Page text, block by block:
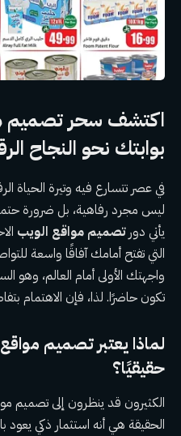
اكتشف سحرتصميم
بوابتك نحو النجاح
في عصر تتسارع فيه وتيرة الحياة
ليس مجرد رفاهية، بل ضرورة
يأتي دورتصميم مواقع الويب
التي تفتح أمامك آفاقًا واسعة
واجهتك الأولى أمام العالم، وهو
تكون حاضرًا. لذا، فإن الاهتمام
لماذا يعتبر تصميم
حقيقيًا؟
الكثيرون قد ينظرون إلى تصميم
الحقيقة هي أنه استثمار ذكي يعود